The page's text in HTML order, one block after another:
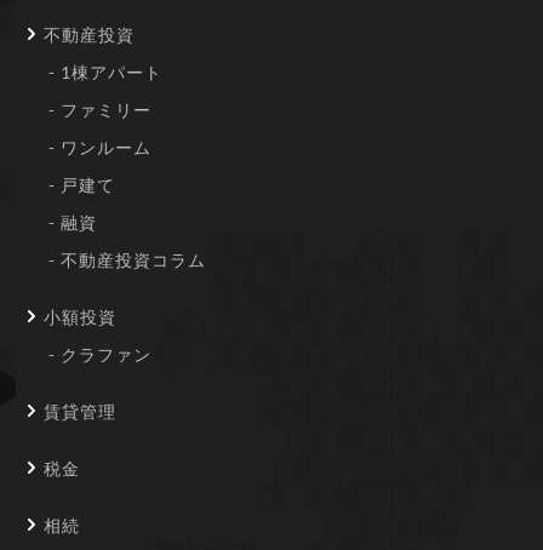
不動産投資
1棟アパート
ファミリー
ワンルーム
戸建て
融資
不動産投資コラム
小額投資
クラファン
賃貸管理
税金
相続